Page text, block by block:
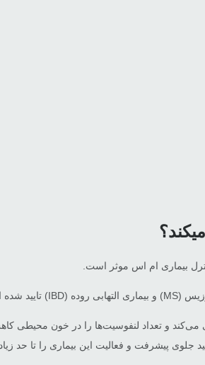
بیماری ام اس موثر است.
و تعداد لنفوسیت‌ها را در خون محیطی
پیشرفت و فعالیت این بیماری را تا حد